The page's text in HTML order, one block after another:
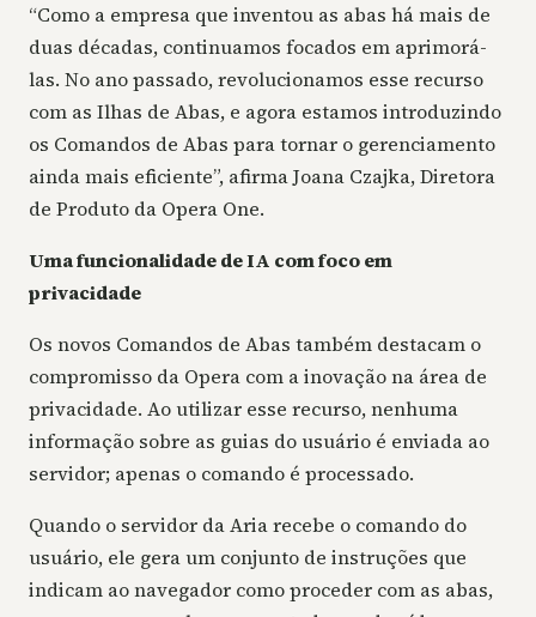
“Como a empresa que inventou as abas há mais de
duas décadas, continuamos focados em aprimorá-
las. No ano passado, revolucionamos esse recurso
com as Ilhas de Abas, e agora estamos introduzindo
os Comandos de Abas para tornar o gerenciamento
ainda mais eficiente”, afirma Joana Czajka, Diretora
de Produto da Opera One.
Uma funcionalidade de IA com foco em
privacidade
Os novos Comandos de Abas também destacam o
compromisso da Opera com a inovação na área de
privacidade. Ao utilizar esse recurso, nenhuma
informação sobre as guias do usuário é enviada ao
servidor; apenas o comando é processado.
Quando o servidor da Aria recebe o comando do
usuário, ele gera um conjunto de instruções que
indicam ao navegador como proceder com as abas,